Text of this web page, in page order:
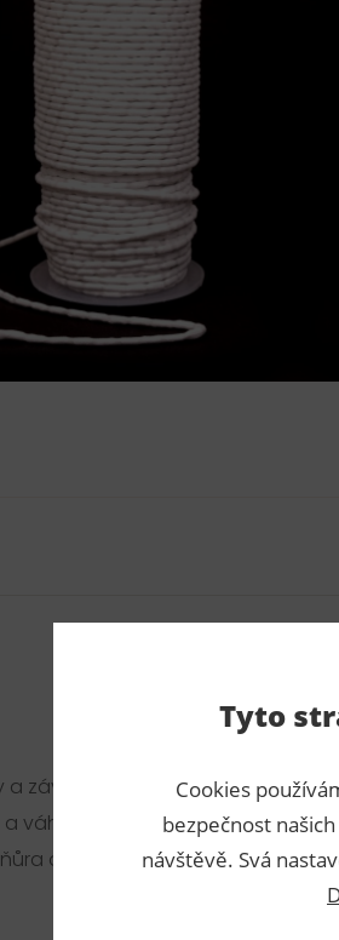
závěsy slouží k zatížení konců
a váha 25 g/m. Alternativní:
olověná.
Tyto
Cookies
bezpečnost
návštěvě. Svá